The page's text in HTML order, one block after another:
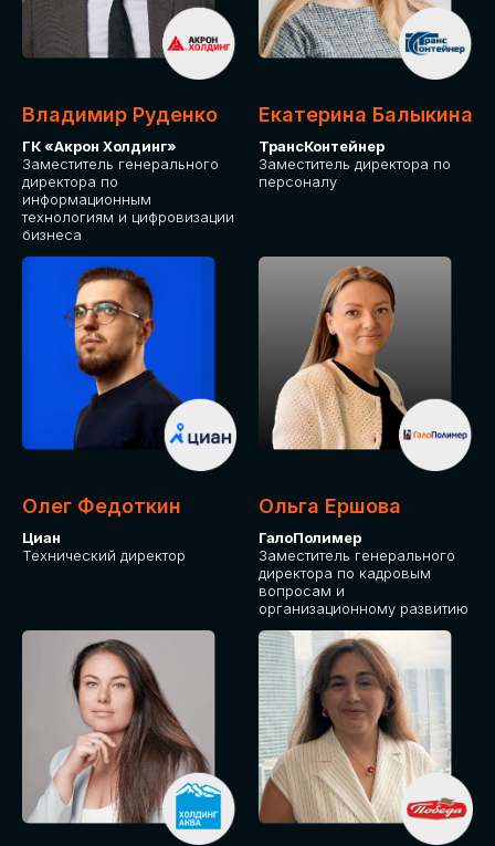
Владимир Руденко
ГК «Акрон Холдинг»
Заместитель генерального
директора по
информационным
технологиям и цифровизации
бизнеса
Екатерина Балыкина
ТрансКонтейнер
Заместитель директора по
персоналу
Олег Федоткин
Циан
Технический директор
Ольга Ершова
ГалоПолимер
Заместитель генерального
директора по кадровым
вопросам и
организационному развитию